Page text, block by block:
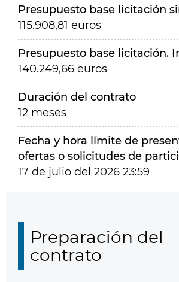
Presupuesto base licitación
115.908,81 euros
Presupuesto base licitación.
140.249,66 euros
Duración del contrato
12 meses
Fecha y hora límite de
ofertas o solicitudes de
17 de julio del 2026 23:59
Preparación del
contrato